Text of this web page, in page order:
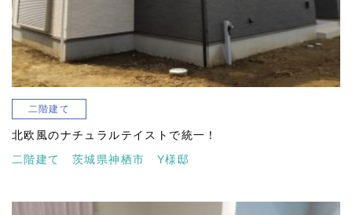
二階建て
北欧風のナチュラルテイストで統一！
二階建て 茨城県神栖市 Y様邸